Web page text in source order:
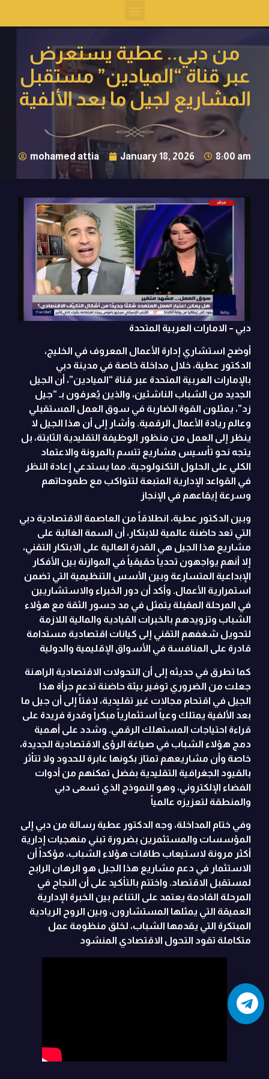
من دبي.. عطية يستعرض
عبر قناة “الميادين” مستقبل
المشاريع لجيل ما بعد الألفية
mohamed attia January 18, 2026 8:00 am
دبي – الامارات العربية المتحدة
أوضح استشاري إدارة الأعمال المعروف في الخليج،
الدكتور عطية، خلال مداخلة خاصة في مدينة دبي
بالإمارات العربية المتحدة عبر قناة “الميادين”، أن الجيل
الجديد من الشباب الناشئين، والذين يُعرفون بـ “جيل
زد”، يمثلون القوة الضاربة في سوق العمل المستقبلي
وعالم ريادة الأعمال الرقمية. وأشار إلى أن هذا الجيل لا
ينظر إلى العمل من منظور الوظيفة التقليدية الثابتة، بل
يتجه نحو تأسيس مشاريع تتسم بالمرونة والاعتماد
الكلي على الحلول التكنولوجية، مما يستدعي إعادة النظر
في القواعد الإدارية المتبعة لتتواكب مع طموحاتهم
وسرعة إيقاعهم في الإنجاز
وبين الدكتور عطية، انطلاقاً من العاصمة الاقتصادية دبي
التي تعد حاضنة عالمية للابتكار، أن السمة الغالبة على
مشاريع هذا الجيل هي القدرة العالية على الابتكار التقني،
إلا أنهم يواجهون تحدياً حقيقياً في الموازنة بين الأفكار
الإبداعية المتسارعة وبين الأسس التنظيمية التي تضمن
استمرارية الأعمال. وأكد أن دور الخبراء والاستشاريين
في المرحلة المقبلة يتمثل في مد جسور الثقة مع هؤلاء
الشباب وتزويدهم بالخبرات القيادية والمالية اللازمة
لتحويل شغفهم التقني إلى كيانات اقتصادية مستدامة
قادرة على المنافسة في الأسواق الإقليمية والدولية
كما تطرق في حديثه إلى أن التحولات الاقتصادية الراهنة
جعلت من الضروري توفير بيئة حاضنة تدعم جرأة هذا
الجيل في اقتحام مجالات غير تقليدية، لافتاً إلى أن جيل ما
بعد الألفية يمتلك وعياً استثمارياً مبكراً وقدرة فريدة على
قراءة احتياجات المستهلك الرقمي. وشدد على أهمية
دمج هؤلاء الشباب في صياغة الرؤى الاقتصادية الجديدة،
خاصة وأن مشاريعهم تمتاز بكونها عابرة للحدود ولا تتأثر
بالقيود الجغرافية التقليدية بفضل تمكنهم من أدوات
الفضاء الإلكتروني، وهو النموذج الذي تسعى دبي
والمنطقة لتعزيزه عالمياً
وفي ختام المداخلة، وجه الدكتور عطية رسالة من دبي إلى
المؤسسات والمستثمرين بضرورة تبني منهجيات إدارية
أكثر مرونة لاستيعاب طاقات هؤلاء الشباب، مؤكداً أن
الاستثمار في دعم مشاريع هذا الجيل هو الرهان الرابح
لمستقبل الاقتصاد. واختتم بالتأكيد على أن النجاح في
المرحلة القادمة يعتمد على التناغم بين الخبرة الإدارية
العميقة التي يمثلها المستشارون، وبين الروح الريادية
المبتكرة التي يقدمها الشباب، لخلق منظومة عمل
متكاملة تقود التحول الاقتصادي المنشود